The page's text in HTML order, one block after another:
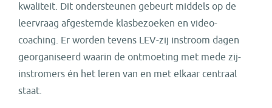
kwaliteit. Dit ondersteunen gebeurt middels op de
leervraag afgestemde klasbezoeken en video-
coaching. Er worden tevens LEV-zij instroom dagen
georganiseerd waarin de ontmoeting met mede zij-
instromers én het leren van en met elkaar centraal
staat.